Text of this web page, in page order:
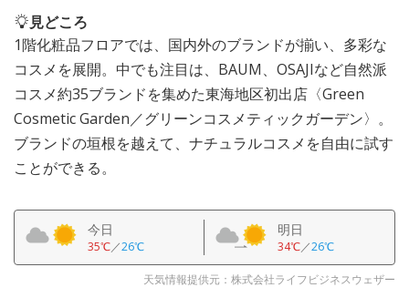
見どころ
1階化粧品フロアでは、国内外のブランドが揃い、多彩な
コスメを展開。中でも注目は、BAUM、OSAJIなど自然派
コスメ約35ブランドを集めた東海地区初出店〈Green
Cosmetic Garden／グリーンコスメティックガーデン〉。
ブランドの垣根を越えて、ナチュラルコスメを自由に試す
ことができる。
今日
35℃／26℃
明日
34℃／26℃
天気情報提供元：株式会社ライフビジネスウェザー